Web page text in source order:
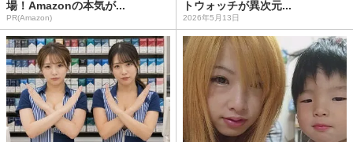
場！Amazonの本気が...
PR(Amazon)
トウォッチが異次元...
2026年5月13日